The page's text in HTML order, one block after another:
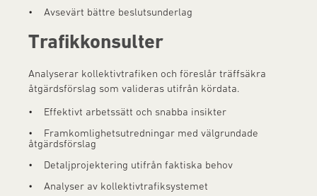
• Avsevärt bättre beslutsunderlag
Trafikkonsulter
Analyserar kollektivtrafiken och föreslår träffsäkra
åtgärdsförslag som valideras utifrån kördata.
• Effektivt arbetssätt och snabba insikter
• Framkomlighetsutredningar med välgrundade
åtgärdsförslag
• Detaljprojektering utifrån faktiska behov
• Analyser av kollektivtrafiksystemet